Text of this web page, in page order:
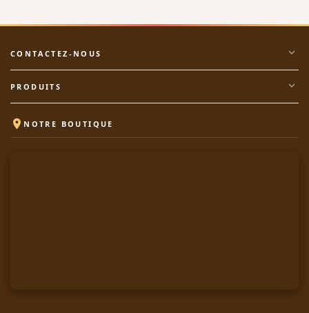
CONTACTEZ-NOUS expand_more
PRODUITS expand_more
 NOTRE BOUTIQUE